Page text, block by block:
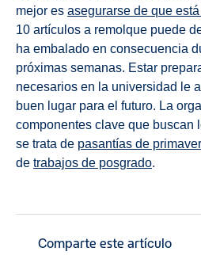
mejor es asegurarse de que
10 artículos a remolque puede
ha embalado en consecuencia
próximas semanas. Estar
necesarios en la universidad le
buen lugar para el futuro. La
componentes clave que buscan
se trata de pasantías de
de trabajos de posgrado.
Comparte este artículo